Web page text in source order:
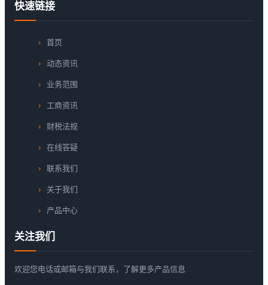
快速链接
首页
动态资讯
业务范围
工商资讯
财税法规
在线答疑
联系我们
关于我们
产品中心
关注我们
欢迎您电话或邮箱与我们联系，了解更多产品信息